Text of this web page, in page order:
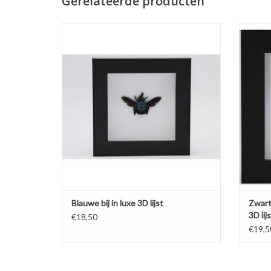
Blauwe bij in luxe 3D lijst
€18,50
Zwarte
3D